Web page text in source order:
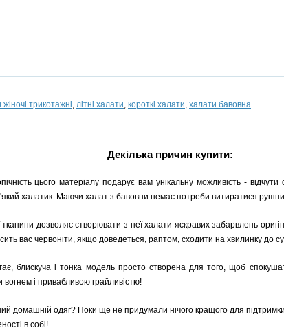
трикотажні, літні халати, короткі халати, халати бавовна
Декілька причин купити:
цього матеріалу подарує вам унікальну можливість -
халатик. Маючи халат з бавовни немає потреби витиратися
дозволяє створювати з неї халати яскравих забарвлень
вас червоніти, якщо доведеться, раптом, сходити на хвилинку до
блискуча і тонка модель просто створена для того, щоб
вогнем і привабливою грайливістю!
домашній одяг? Поки ще не придумали нічого кращого для
в собі!